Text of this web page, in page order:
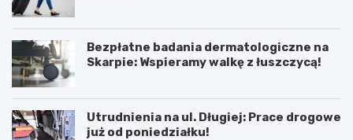
Bezpłatne badania dermatologiczne na
Skarpie: Wspieramy walkę z łuszczycą!
Utrudnienia na ul. Długiej: Prace drogowe
już od poniedziałku!